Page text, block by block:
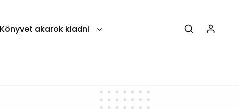
Könyvet akarok kiadni